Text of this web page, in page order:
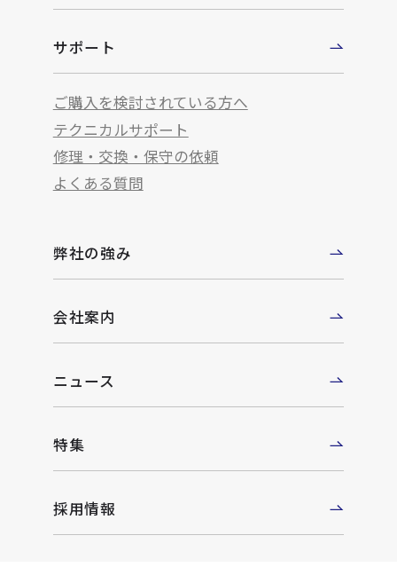
サポート
ご購入を検討されている方へ
テクニカルサポート
修理・交換・保守の依頼
よくある質問
弊社の強み
会社案内
ニュース
特集
採用情報